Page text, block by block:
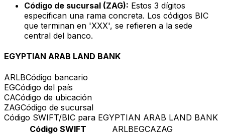
Código de sucursal (ZAG): Estos 3 dígitos
especifican una rama concreta. Los códigos BIC
que terminan en 'XXX', se refieren a la sede
central del banco.
EGYPTIAN ARAB LAND BANK
ARLBCódigo bancario
EGCódigo del país
CACódigo de ubicación
ZAGCódigo de sucursal
Código SWIFT/BIC para EGYPTIAN ARAB LAND BANK
Código SWIFT
ARLBEGCAZAG